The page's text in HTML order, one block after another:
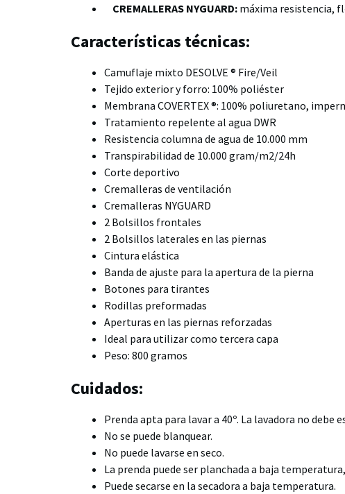
CREMALLERAS NYGUARD: máxima resistencia,
Características técnicas:
Camuflaje mixto DESOLVE ® Fire/Veil
Tejido exterior y forro: 100% poliéster
Membrana COVERTEX ®: 100% poliuretano,
Tratamiento repelente al agua DWR
Resistencia columna de agua de 10.000 mm
Transpirabilidad de 10.000 gram/m2/24h
Corte deportivo
Cremalleras de ventilación
Cremalleras NYGUARD
2 Bolsillos frontales
2 Bolsillos laterales en las piernas
Cintura elástica
Banda de ajuste para la apertura de la pierna
Botones para tirantes
Rodillas preformadas
Aperturas en las piernas reforzadas
Ideal para utilizar como tercera capa
Peso: 800 gramos
Cuidados:
Prenda apta para lavar a 40º. La lavadora no
No se puede blanquear.
No puede lavarse en seco.
La prenda puede ser planchada a baja
Puede secarse en la secadora a baja temperatura.